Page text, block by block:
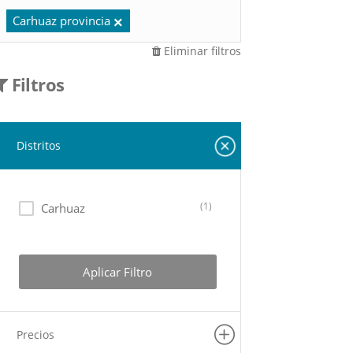
Carhuaz provincia
Eliminar filtros
Filtros
Distritos
Carhuaz (1)
Aplicar Filtro
Precios